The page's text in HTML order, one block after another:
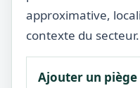
approximative,
contexte du secteur.
Ajouter un piège